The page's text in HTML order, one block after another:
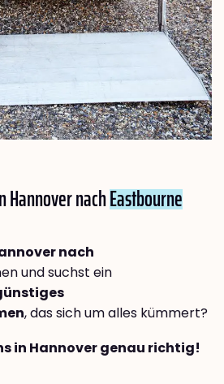
nachEastbourne
nach
und suchst ein
, das sich um alles kümmert?
in Hannover genau richtig!